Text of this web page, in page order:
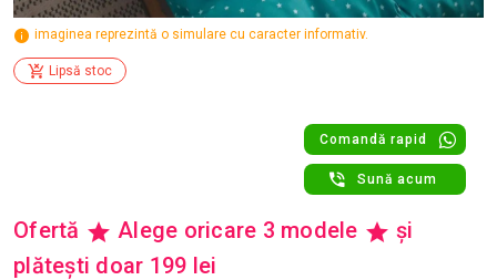
imaginea reprezintă o simulare cu caracter informativ.
Lipsă stoc
Comandă rapid
Sună acum
Ofertă Alege oricare 3 modele
și
plătești doar 199 lei